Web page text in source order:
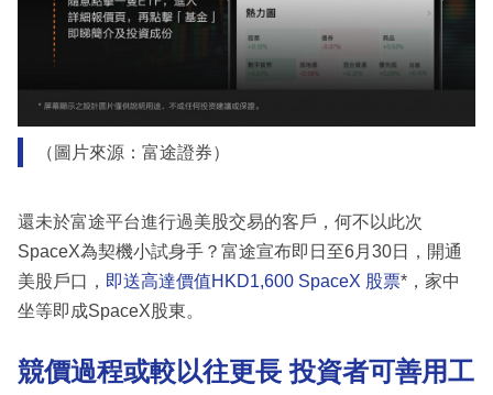
（圖片來源：富途證券）
還未於富途平台進行過美股交易的客戶，何不以此次
SpaceX為契機小試身手？富途宣布即日至6月30日，開通
美股戶口， 即送高達價值HKD1,600 SpaceX 股票*，家中
坐等即成SpaceX股東。
競價過程或較以往更長 投資者可善用工